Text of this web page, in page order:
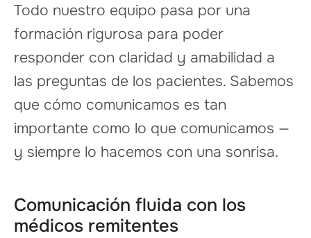
Todo nuestro equipo pasa por una
formación rigurosa para poder
responder con claridad y amabilidad a
las preguntas de los pacientes. Sabemos
que cómo comunicamos es tan
importante como lo que comunicamos —
y siempre lo hacemos con una sonrisa.
Comunicación fluida con los
médicos remitentes